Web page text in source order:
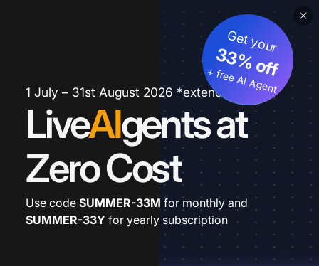
1 July – 31st August 2026 *extended
LiveAIgents at
Zero Cost
Get your
33% off
+ free AI Agent
Use code SUMMER-33M for monthly and
SUMMER-33Y for yearly subscription